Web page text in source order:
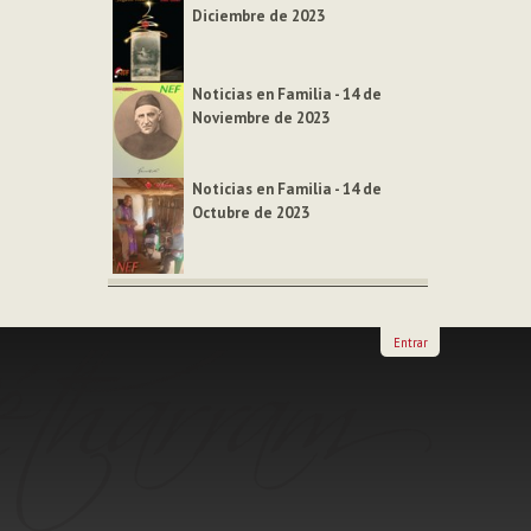
Diciembre de 2023
Noticias en Familia - 14 de
Noviembre de 2023
Noticias en Familia - 14 de
Octubre de 2023
Entrar